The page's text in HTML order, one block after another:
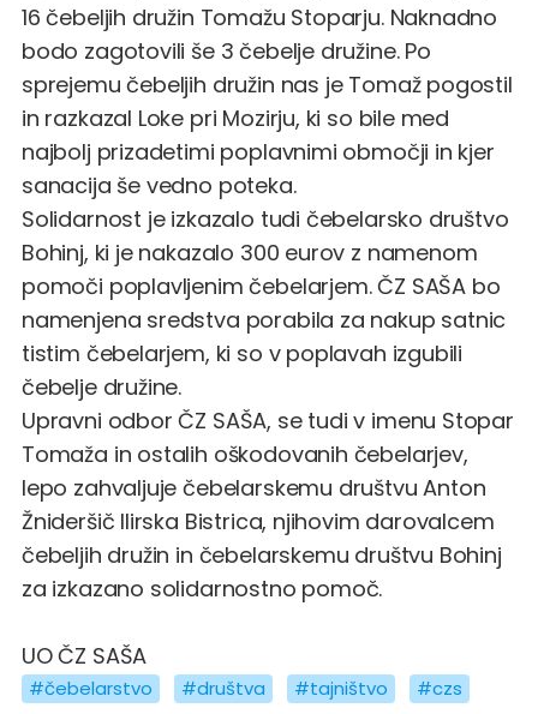
16 čebeljih družin Tomažu Stoparju. Naknadno
bodo zagotovili še 3 čebelje družine. Po
sprejemu čebeljih družin nas je Tomaž pogostil
in razkazal Loke pri Mozirju, ki so bile med
najbolj prizadetimi poplavnimi območji in kjer
sanacija še vedno poteka.
Solidarnost je izkazalo tudi čebelarsko društvo
Bohinj, ki je nakazalo 300 eurov z namenom
pomoči poplavljenim čebelarjem. ČZ SAŠA bo
namenjena sredstva porabila za nakup satnic
tistim čebelarjem, ki so v poplavah izgubili
čebelje družine.
Upravni odbor ČZ SAŠA, se tudi v imenu Stopar
Tomaža in ostalih oškodovanih čebelarjev,
lepo zahvaljuje čebelarskemu društvu Anton
Žnideršič Ilirska Bistrica, njihovim darovalcem
čebeljih družin in čebelarskemu društvu Bohinj
za izkazano solidarnostno pomoč.
UO ČZ SAŠA
#čebelarstvo #društva #tajništvo #czs